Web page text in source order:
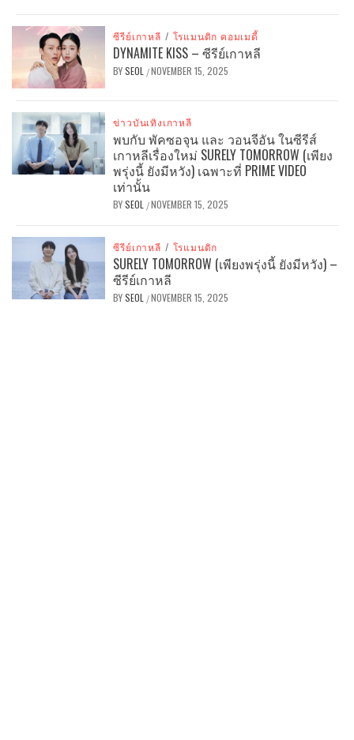
ซีรีย์เกาหลี / โรแมนติก คอมเมดี้
DYNAMITE KISS – ซีรีย์เกาหลี
BYSEOL /NOVEMBER 15, 2025
ข่าวบันเทิงเกาหลี
พบกับ พัคซอจุน และ วอนจีอัน ในซีรีส์
เกาหลีเรื่องใหม่ SURELY TOMORROW (เพียง
พรุ่งนี้ ยังมีหวัง) เฉพาะที่ PRIME VIDEO
เท่านั้น
BYSEOL /NOVEMBER 15, 2025
ซีรีย์เกาหลี / โรแมนติก
SURELY TOMORROW (เพียงพรุ่งนี้ ยังมีหวัง) –
ซีรีย์เกาหลี
BYSEOL /NOVEMBER 15, 2025